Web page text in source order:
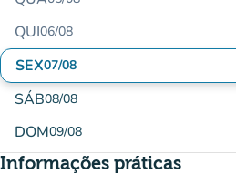
QUI06/08
SEX07/08
SÁB08/08
DOM09/08
Informações práticas